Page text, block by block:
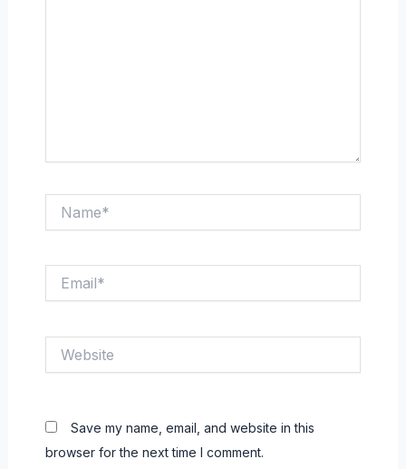
Save my name, email, and website in this
browser for the next time I comment.